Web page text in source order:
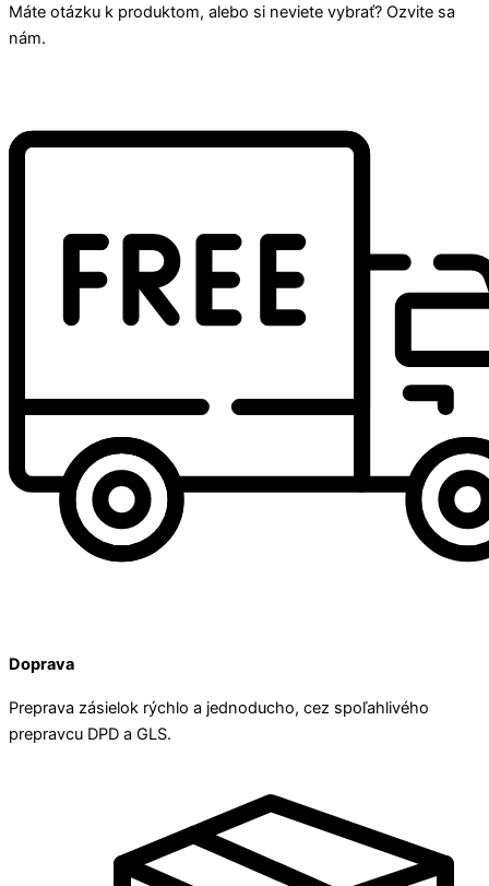
Máte otázku k produktom, alebo si neviete vybrať? Ozvite sa
nám.
Doprava
Preprava zásielok rýchlo a jednoducho, cez spoľahlivého
prepravcu DPD a GLS.